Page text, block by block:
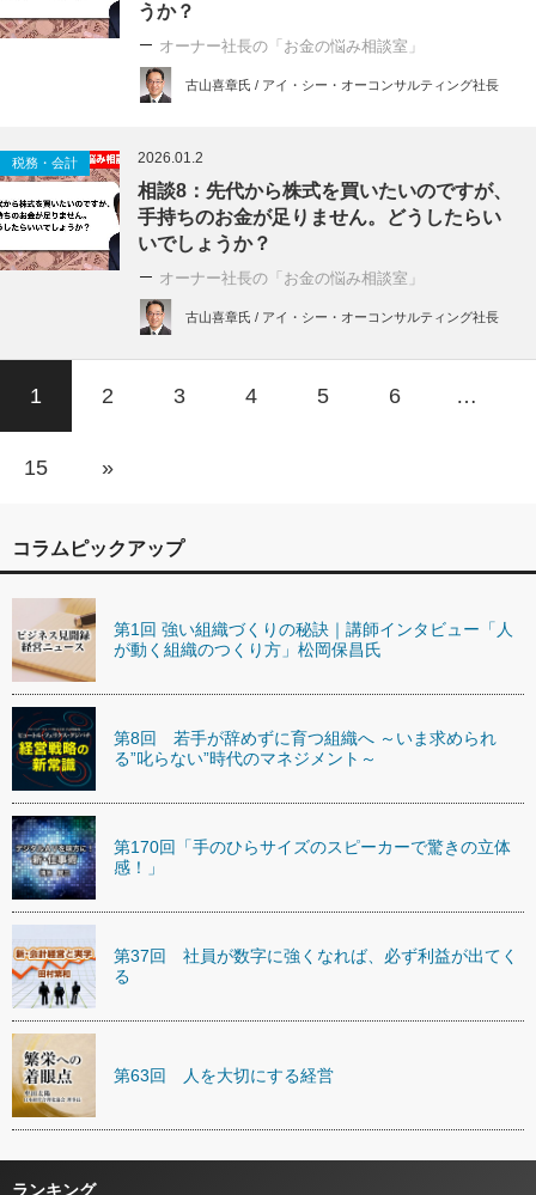
うか？
オーナー社長の「お金の悩み相談室」
古山喜章氏 / アイ・シー・オーコンサルティング社長
税務・会計 2026.01.2
相談8：先代から株式を買いたいのですが、
手持ちのお金が足りません。どうしたらい
いでしょうか？
オーナー社長の「お金の悩み相談室」
古山喜章氏 / アイ・シー・オーコンサルティング社長
1 2 3 4 5 6 …
15 »
コラムピックアップ
第1回 強い組織づくりの秘訣｜講師インタビュー「人
が動く組織のつくり方」松岡保昌氏
第8回 若手が辞めずに育つ組織へ ～いま求められ
る”叱らない”時代のマネジメント～
第170回「手のひらサイズのスピーカーで驚きの立体
感！」
第37回 社員が数字に強くなれば、必ず利益が出てく
る
第63回 人を大切にする経営
ランキング